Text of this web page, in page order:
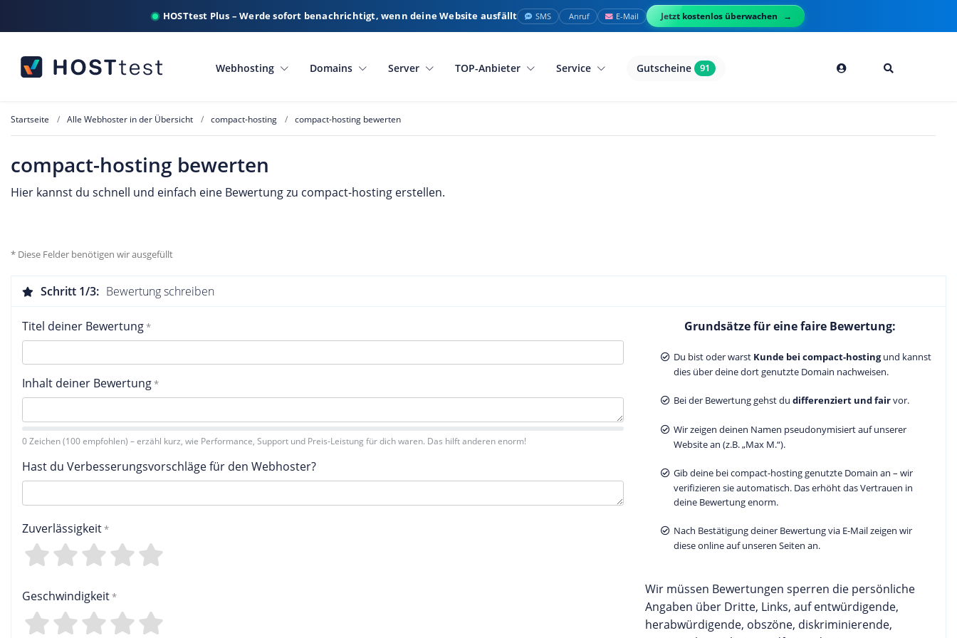
HOSTtest Plus – Werde sofort benachrichtigt, wenn deine Website ausfällt SMS Anruf E-Mail Jetzt kostenlos überwachen
Webhosting Domains Server TOP-Anbieter Service Gutscheine 91
Startseite Alle Webhoster in der Übersicht compact-hosting compact-hosting bewerten
compact-hosting bewerten
Hier kannst du schnell und einfach eine Bewertung zu compact-hosting erstellen.
* Diese Felder benötigen wir ausgefüllt
Schritt 1/3: Bewertung schreiben
Titel deiner Bewertung
Inhalt deiner Bewertung
0 Zeichen (100 empfohlen) – erzähl kurz, wie Performance, Support und Preis-Leistung für dich waren. Das hilft anderen enorm!
Hast du Verbesserungsvorschläge für den Webhoster?
Zuverlässigkeit
1
2
3
4
Geschwindigkeit
1
2
3
4
Grundsätze für eine faire Bewertung:
Du bist oder warst Kunde bei compact-hostingund kannst
dies über deine dort genutzte Domain nachweisen.
Bei der Bewertung gehst du differenziert und fairvor.
Wir zeigen deinen Namen pseudonymisiert auf unserer
Website an (z.B. „Max M.“).
Gib deine bei compact-hosting genutzte Domain an – wir
verifizieren sie automatisch. Das erhöht das Vertrauen in
deine Bewertung enorm.
Nach Bestätigung deiner Bewertung via E-Mail zeigen wir
diese online auf unseren Seiten an.
Wir müssen Bewertungen sperren die persönliche
Angaben über Dritte, Links, auf entwürdigende,
herabwürdigende, obszöne, diskriminierende,